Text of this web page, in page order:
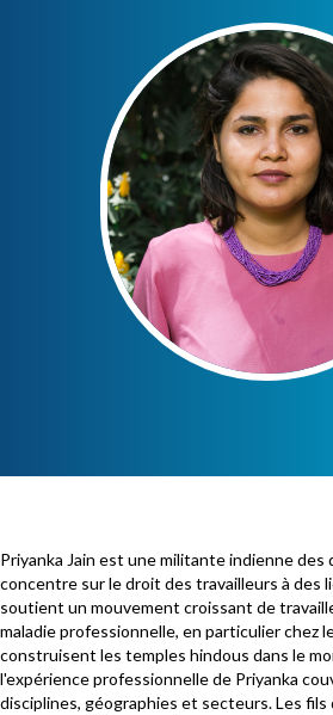
Priyanka Jain est une militante indienne des
concentre sur le droit des travailleurs à des
soutient un mouvement croissant de
maladie professionnelle, en particulier chez
construisent les temples hindous dans le
l'expérience professionnelle de Priyanka
disciplines, géographies et secteurs. Les fils